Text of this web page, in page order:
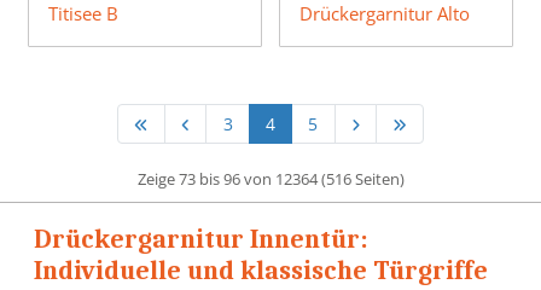
Titisee B
Drückergarnitur Alto
3 4 5
Zeige 73 bis 96 von 12364 (516 Seiten)
Drückergarnitur Innentür:
Individuelle und klassische Türgriffe